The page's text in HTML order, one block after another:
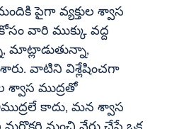
వారి ముక్కు వద్ద
శ్వాస ముద్రతో
కాదు, మన శ్వాస
నుంచి వేరు చేసే ఒక